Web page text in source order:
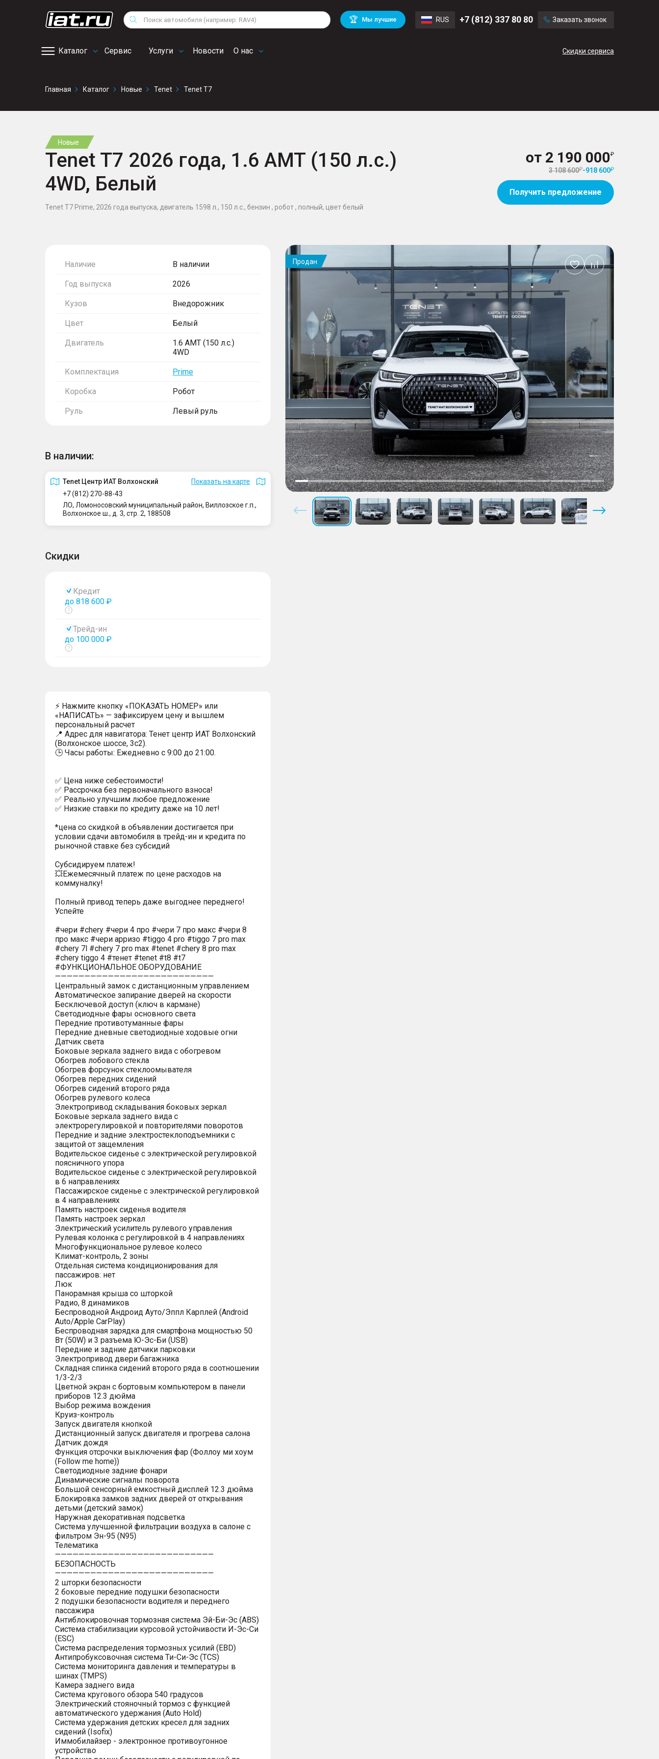
Поиск 🏆 Мы лучшие RUS +7 (812) 337 80 80 Заказать звонок
Каталог Сервис
сервис
Услуги Новости О нас Скидки сервиса
Снегоходы
Квадроциклы
Volkswagen
Mitsubishi BMW
Audi
Chevrolet Volvo
Главная Каталог Новые Tenet Tenet T7
Новые
Tenet T7 2026 года, 1.6 AMT (150 л.с.)
4WD, Белый
Tenet T7 Prime, 2026 года выпуска, двигатель 1598 л., 150 л.с., бензин , робот , полный, цвет белый
от 2 190 000
3 108 600 -918 600
Получить предложение
Наличие В наличии
Год выпуска 2026
Кузов Внедорожник
Цвет Белый
Двигатель
1.6 AMT (150 л.с.)
4WD
Комплектация Prime
Коробка Робот
Руль Левый руль
В наличии:
Tenet Центр ИАТ Волхонский
Показать на карте
+7 (812) 270-88-43
ЛО, Ломоносовский муниципальный район, Виллозское г.п.,
Волхонское ш., д. 3, стр. 2, 188508
Скидки
Кредит
до 818 600 ₽
Показать
Трейд-ин
до 100 000 ₽
Показать
⚡ Нажмите кнопку «ПОКАЗАТЬ НОМЕР» или
«НАПИСАТЬ» — зафиксируем цену и вышлем
персональный расчет
📍 Адрес для навигатора: Тенет центр ИАТ Волхонский
(Волхонское шоссе, 3с2).
🕒 Часы работы: Ежедневно с 9:00 до 21:00.
✅ Цена ниже себестоимости!
✅ Рассрочка без первоначального взноса!
✅ Реально улучшим любое предложение
✅ Низкие ставки по кредиту даже на 10 лет!
*цена со скидкой в объявлении достигается при
условии сдачи автомобиля в трейд-ин и кредита по
рыночной ставке без субсидий
Субсидируем платеж!
💥Ежемесячный платеж по цене расходов на
коммуналку!
Полный привод теперь даже выгоднее переднего!
Успейте
#чери #chery #чери 4 про #чери 7 про макс #чери 8
про макс #чери арризо #tiggo 4 pro #tiggo 7 pro max
#chery 7l #chery 7 pro max #tenet #chery 8 pro max
#chery tiggo 4 #тенет #tenet #t8 #t7
#ФУНКЦИОНАЛЬНОЕ ОБОРУДОВАНИЕ
———————————————————————————
Центральный замок с дистанционным управлением
Автоматическое запирание дверей на скорости
Бесключевой доступ (ключ в кармане)
Светодиодные фары основного света
Передние противотуманные фары
Передние дневные светодиодные ходовые огни
Датчик света
Боковые зеркала заднего вида с обогревом
Обогрев лобового стекла
Обогрев форсунок стеклоомывателя
Обогрев передних сидений
Обогрев сидений второго ряда
Обогрев рулевого колеса
Электропривод складывания боковых зеркал
Боковые зеркала заднего вида с
электрорегулировкой и повторителями поворотов
Передние и задние электростеклоподъемники с
защитой от защемления
Водительское сиденье с электрической регулировкой
поясничного упора
Водительское сиденье с электрической регулировкой
в 6 направлениях
Пассажирское сиденье с электрической регулировкой
в 4 направлениях
Память настроек сиденья водителя
Память настроек зеркал
Электрический усилитель рулевого управления
Рулевая колонка с регулировкой в 4 направлениях
Многофункциональное рулевое колесо
Климат-контроль, 2 зоны
Отдельная система кондиционирования для
пассажиров: нет
Люк
Панорамная крыша со шторкой
Радио, 8 динамиков
Беспроводной Андроид Ауто/Эппл Карплей (Android
Auto/Apple CarPlay)
Беспроводная зарядка для смартфона мощностью 50
Вт (50W) и 3 разъема Ю-Эс-Би (USB)
Передние и задние датчики парковки
Электропривод двери багажника
Складная спинка сидений второго ряда в соотношении
1/3-2/3
Цветной экран с бортовым компьютером в панели
приборов 12.3 дюйма
Выбор режима вождения
Круиз-контроль
Запуск двигателя кнопкой
Дистанционный запуск двигателя и прогрева салона
Датчик дождя
Функция отсрочки выключения фар (Фоллоу ми хоум
(Follow me home))
Светодиодные задние фонари
Динамические сигналы поворота
Большой сенсорный емкостный дисплей 12.3 дюйма
Блокировка замков задних дверей от открывания
детьми (детский замок)
Наружная декоративная подсветка
Система улучшенной фильтрации воздуха в салоне с
фильтром Эн-95 (N95)
Телематика
———————————————————————————
БЕЗОПАСНОСТЬ
———————————————————————————
2 шторки безопасности
2 боковые передние подушки безопасности
2 подушки безопасности водителя и переднего
пассажира
Антиблокировочная тормозная система Эй-Би-Эс (ABS)
Система стабилизации курсовой устойчивости И-Эс-Си
(ESC)
Система распределения тормозных усилий (EBD)
Антипробуксовочная система Ти-Си-Эс (TCS)
Система мониторинга давления и температуры в
шинах (TMPS)
Камера заднего вида
Система кругового обзора 540 градусов
Электрический стояночный тормоз с функцией
автоматического удержания (Auto Hold)
Система удержания детских кресел для задних
сидений (Isofix)
Иммобилайзер - электронное противоугонное
устройство
Продан
Добавить
в